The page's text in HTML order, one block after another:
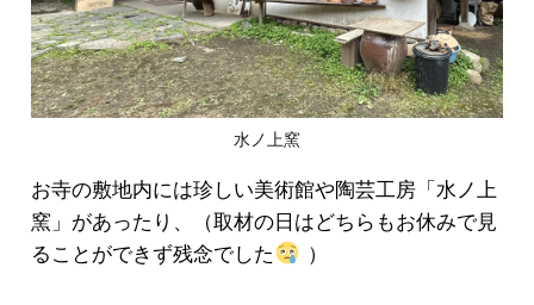
水ノ上窯
お寺の敷地内には珍しい美術館や陶芸工房「水ノ上
窯」があったり、（取材の日はどちらもお休みで見
ることができず残念でした
）